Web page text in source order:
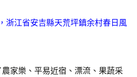
江省安吉縣天荒坪鎮余村春日風
樂、平易近宿、漂流、果蔬采